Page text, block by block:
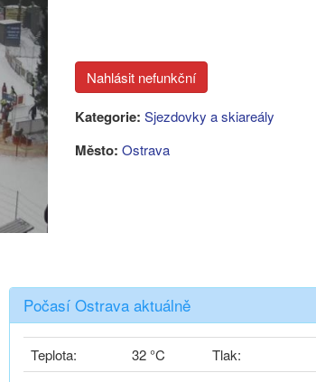
Kategorie: Sjezdovky a skiareály
Město: Ostrava
Počasí Ostrava aktuálně
Teplota: 32 °C Tlak: